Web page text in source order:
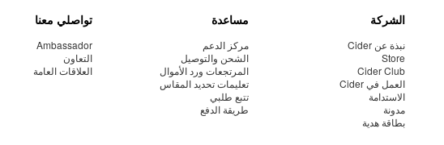
الشركة
نبذة عن Cider
Store
Cider Club
العمل في Cider
الاستدامة
مدونة
بطاقة هدية
مساعدة
مركز الدعم
الشحن والتوصيل
المرتجعات ورد الأموال
تعليمات تحديد المقاس
تتبع طلبي
طريقة الدفع
تواصلي معنا
Ambassador
التعاون
العلاقات العامة